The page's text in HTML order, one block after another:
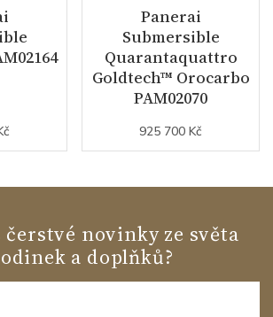
Panerai
Submersible
Quarantaquattro
Goldtech™ Orocarbo
PAM02070
925 700 Kč
čerstvé novinky ze světa
a doplňků?